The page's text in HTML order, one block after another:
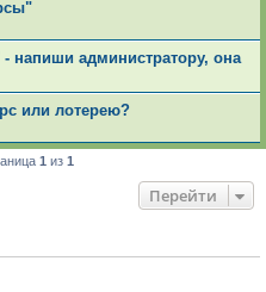
напиши администратору, она
или лотерею?
1 из 1
Перейти